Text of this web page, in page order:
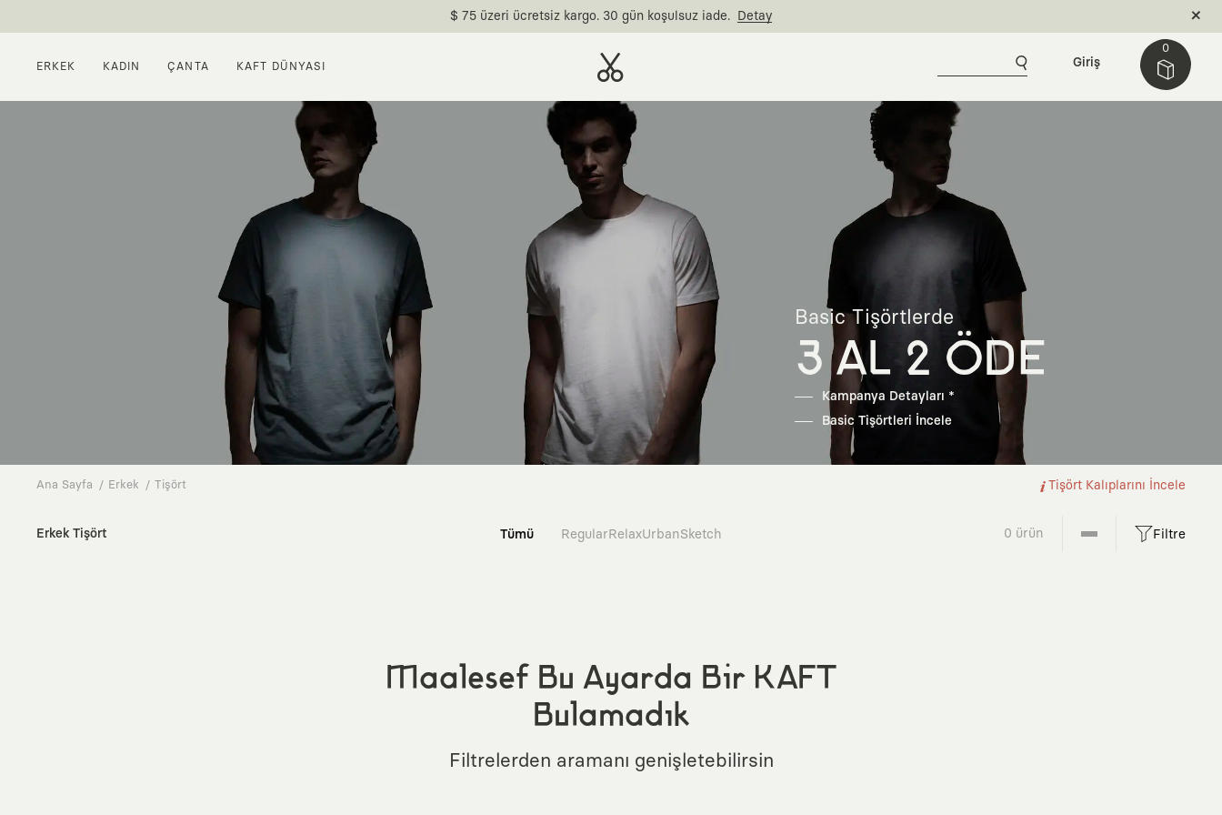
$ 75 üzeri ücretsiz kargo. 30 gün koşulsuz iade. Detay
ERKEK KADIN ÇANTA KAFT DÜNYASI
0
Giriş
Basic Tişörtlerde
3 AL 2 ÖDE
Kampanya Detayları *
Basic Tişörtleri İncele
Ana Sayfa Erkek Tişört Tişört Kalıplarını İncele
Erkek Tişört Tümü RegularRelaxUrbanSketch 0 ürün Filtre
Maalesef Bu Ayarda Bir KAFT
Bulamadık
Filtrelerden aramanı genişletebilirsin